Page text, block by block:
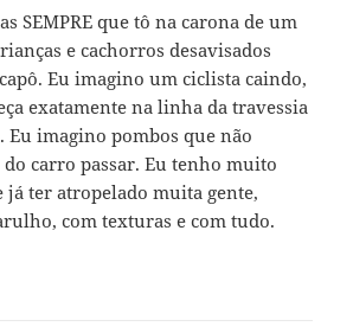
SEMPRE que tô na carona de um
e cachorros desavisados
Eu imagino um ciclista caindo,
exatamente na linha da travessia
Eu imagino pombos que não
carro passar. Eu tenho muito
já ter atropelado muita gente,
com texturas e com tudo.